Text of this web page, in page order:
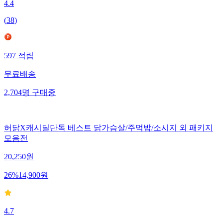
4.4
(38)
597적립
무료배송
2,704명구매중
허닭X캐시딜단독 베스트 닭가슴살/주먹밥/소시지 외 패키지
모음전
20,250원
26%14,900원
4.7